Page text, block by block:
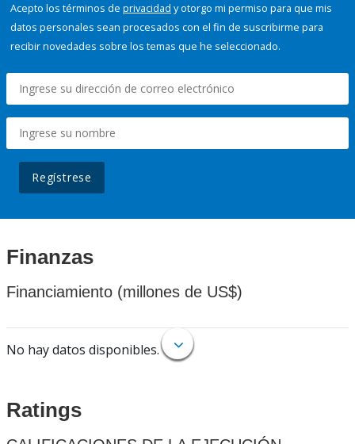
Acepto los términos de privacidad y otorgo mi permiso para que mis
datos personales sean procesados con el fin de suscribirme para
recibir novedades sobre los temas que he seleccionado.
Regístrese
Finanzas
Financiamiento (millones de US$)
No hay datos disponibles.
Ratings